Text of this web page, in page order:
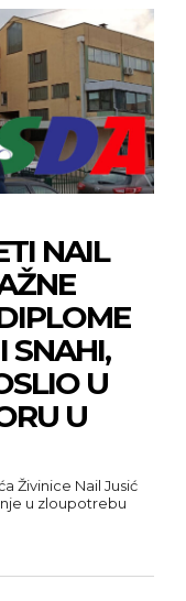
NAIL
SNAHI,
U
U
Živinice Nail Jusić
u zloupotrebu